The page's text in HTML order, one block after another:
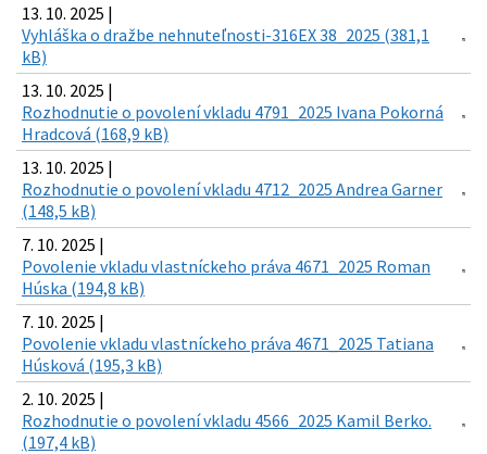
13. 10. 2025 |
Vyhláška o dražbe nehnuteľnosti-316EX 38_2025 (381,1
kB)
13. 10. 2025 |
Rozhodnutie o povolení vkladu 4791_2025 Ivana Pokorná
Hradcová (168,9 kB)
13. 10. 2025 |
Rozhodnutie o povolení vkladu 4712_2025 Andrea Garner
(148,5 kB)
7. 10. 2025 |
Povolenie vkladu vlastníckeho práva 4671_2025 Roman
Húska (194,8 kB)
7. 10. 2025 |
Povolenie vkladu vlastníckeho práva 4671_2025 Tatiana
Húsková (195,3 kB)
2. 10. 2025 |
Rozhodnutie o povolení vkladu 4566_2025 Kamil Berko.
(197,4 kB)